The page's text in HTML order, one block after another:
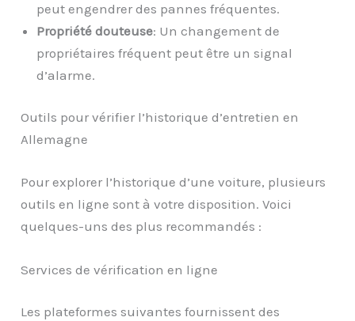
peut engendrer des pannes fréquentes.
Propriété douteuse: Un changement de
propriétaires fréquent peut être un signal
d’alarme.
Outils pour vérifier l’historique d’entretien en
Allemagne
Pour explorer l’historique d’une voiture, plusieurs
outils en ligne sont à votre disposition. Voici
quelques-uns des plus recommandés :
Services de vérification en ligne
Les plateformes suivantes fournissent des